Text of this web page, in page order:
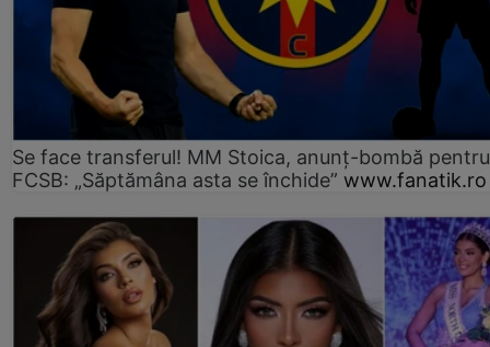
Se face transferul! MM Stoica, anunț-bombă
FCSB: „Săptămâna asta se închide” www.fanatik.ro